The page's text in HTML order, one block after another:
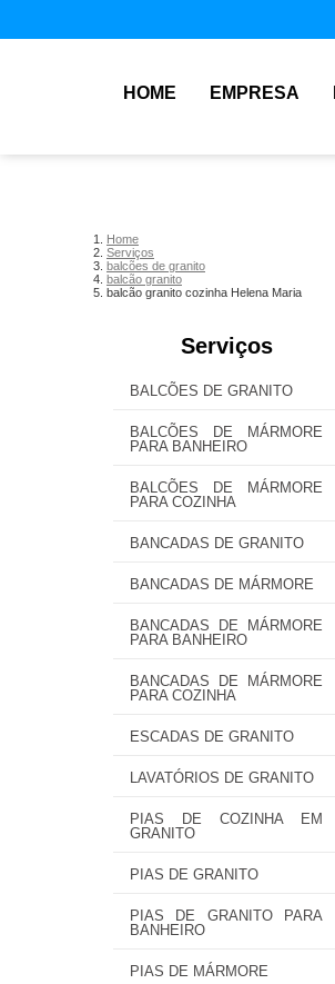
HOME EMPRESA
Home
Serviços
balcões de granito
balcão granito
balcão granito cozinha Helena Maria
Serviços
BALCÕES DE GRANITO
BALCÕES DE MÁRMORE
PARA BANHEIRO
BALCÕES DE MÁRMORE
PARA COZINHA
BANCADAS DE GRANITO
BANCADAS DE MÁRMORE
BANCADAS DE MÁRMORE
PARA BANHEIRO
BANCADAS DE MÁRMORE
PARA COZINHA
ESCADAS DE GRANITO
LAVATÓRIOS DE GRANITO
PIAS DE COZINHA EM
GRANITO
PIAS DE GRANITO
PIAS DE GRANITO PARA
BANHEIRO
PIAS DE MÁRMORE